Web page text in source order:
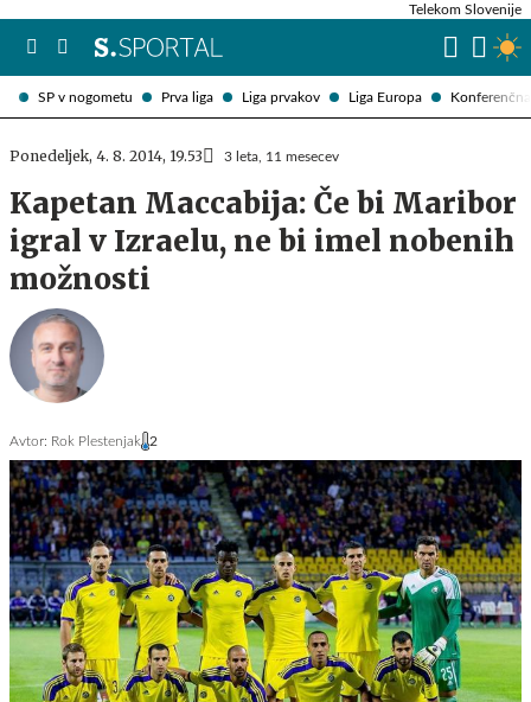
SP v nogometu Prva liga Liga prvakov Liga Europa
Telekom Slovenije
Ponedeljek, 4. 8. 2014, 19.53 3 leta, 11 mesecev
Kapetan Maccabija: Če bi Maribor
igral v Izraelu, ne bi imel nobenih
možnosti
Avtor: Rok Plestenjak 2